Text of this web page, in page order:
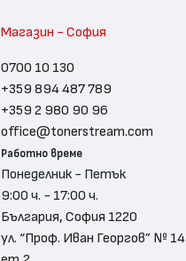
Магазин - София
0700 10 130
+359 894 487 789
+359 2 980 90 96
office@tonerstream.com
Работно време
Понеделник - Петък
9:00 ч. - 17:00 ч.
България, София 1220
ул. “Проф. Иван Георгов” №